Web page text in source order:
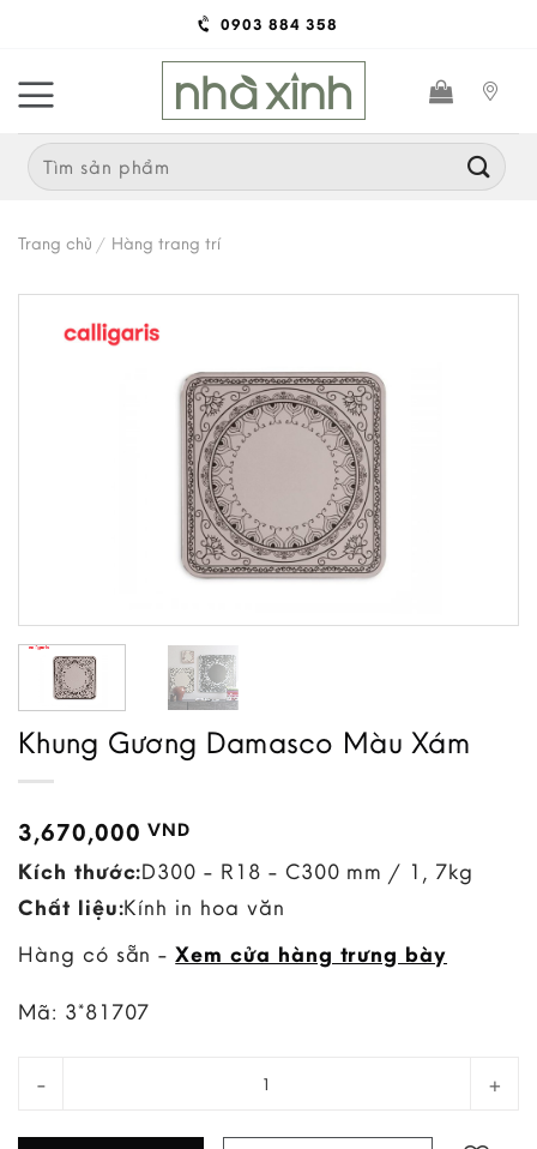
content
0903 884 358
Search
for:
Trang chủ / Hàng trang trí
Khung Gương Damasco Màu Xám
3,670,000VND
Kích thước:D300 - R18 - C300 mm / 1, 7kg
Chất liệu:Kính in hoa văn
Hàng có sẵn -Xem cửa hàng trưng bày
Mã: 3*81707